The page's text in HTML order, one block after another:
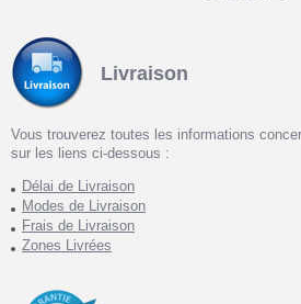
Livraison
Vous trouverez toutes les informations
sur les liens ci-dessous :
Délai de Livraison
Modes de Livraison
Frais de Livraison
Zones Livrées